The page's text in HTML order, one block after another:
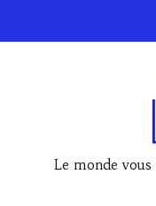
Le monde vous